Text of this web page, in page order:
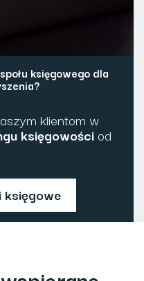
księgowego dla
klientom w
księgowości od
księgowe